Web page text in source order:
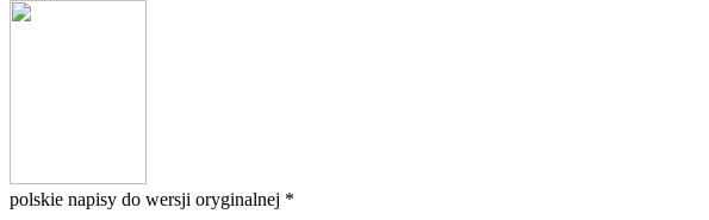
polskie napisy do wersji oryginalnej *